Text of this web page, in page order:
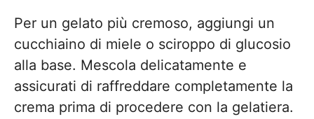
Per un gelato più cremoso, aggiungi un
cucchiaino di miele o sciroppo di glucosio
alla base. Mescola delicatamente e
assicurati di raffreddare completamente la
crema prima di procedere con la gelatiera.